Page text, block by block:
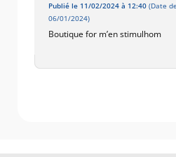
Publié le 11/02/2024 à 12:40 (Date
06/01/2024)
Boutique for m’en stimulhom